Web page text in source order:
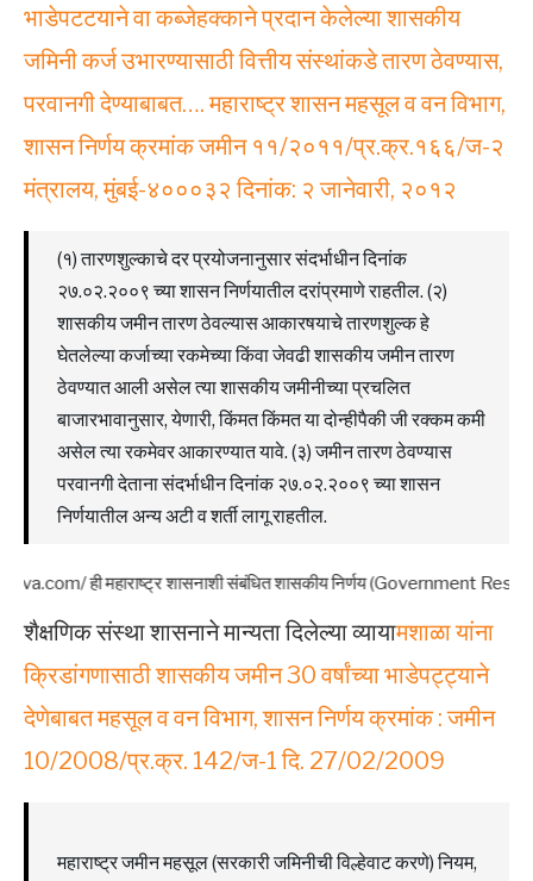
भाडेपटटयाने वा कब्जेहक्काने प्रदान केलेल्या शासकीय
जमिनी कर्ज उभारण्यासाठी वित्तीय संस्थांकडे तारण ठेवण्यास,
परवानगी देण्याबाबत…. महाराष्ट्र शासन महसूल व वन विभाग,
शासन निर्णय क्रमांक जमीन ११/२०११/प्र.क्र.१६६/ज-२
मंत्रालय, मुंबई-४०००३२ दिनांक: २ जानेवारी, २०१२
(१) तारणशुल्काचे दर प्रयोजनानुसार संदर्भाधीन दिनांक
२७.०२.२००९ च्या शासन निर्णयातील दरांप्रमाणे राहतील. (२)
शासकीय जमीन तारण ठेवल्यास आकारषयाचे तारणशुल्क हे
घेतलेल्या कर्जाच्या रकमेच्या किंवा जेवढी शासकीय जमीन तारण
ठेवण्यात आली असेल त्या शासकीय जमीनीच्या प्रचलित
बाजारभावानुसार, येणारी, किंमत किंमत या दोन्हीपैकी जी रक्कम कमी
असेल त्या रकमेवर आकारण्यात यावे. (३) जमीन तारण ठेवण्यास
परवानगी देताना संदर्भाधीन दिनांक २७.०२.२००९ च्या शासन
निर्णयातील अन्य अटी व शर्ती लागू राहतील.
शासनाशी संबंधित शासकीय निर्णय (Government Resolutions – GR) आणि
शैक्षणिक संस्था शासनाने मान्यता दिलेल्या व्यायामशाळा यांना
क्रिडांगणासाठी शासकीय जमीन 30 वर्षांच्या भाडेपट्ट्याने
देणेबाबत महसूल व वन विभाग, शासन निर्णय क्रमांक : जमीन
10/2008/प्र.क्र. 142/ज-1 दि. 27/02/2009
महाराष्ट्र जमीन महसूल (सरकारी जमिनीची विल्हेवाट करणे) नियम,